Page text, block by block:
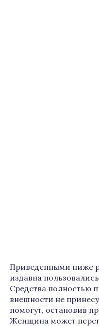
Приведенными ниже
издавна
Средства полностью
внешности не
помогут, остановив
Женщина может